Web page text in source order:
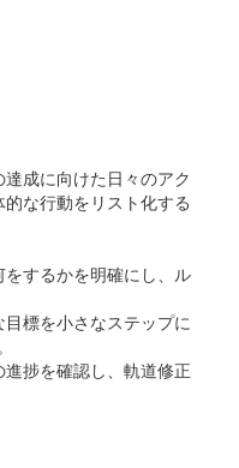
成に向けた日々のアク
な行動をリスト化する
をするかを明確にし、ル
目標を小さなステップに
捗を確認し、軌道修正